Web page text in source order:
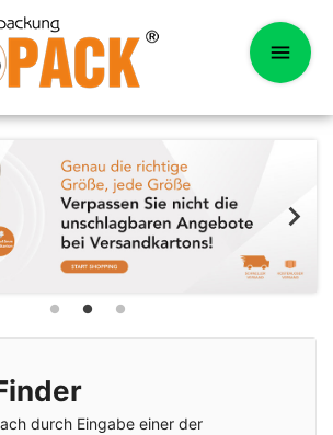
durch Eingabe einer der